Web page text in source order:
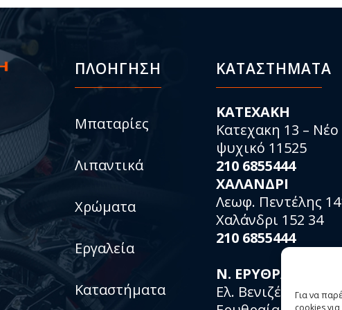
Για να
cookies
ΠΛΟΗΓΗΣΗ
Μπαταρίες
Λιπαντικά
Χρώματα
Εργαλεία
Καταστήματα
ΚΑΤΑΣΤΉΜΑΤΑ
KATEXAKH
Κατεχακη 13 – Νέο
ψυχικό 11525
210 6855444
ΧΑΛΑΝΔΡΙ
Λεωφ. Πεντέλης
Χαλάνδρι 152 34
210 6855444
Ν. ΕΡΥΘΡΑΙΑ
Ελ. Βενιζέλου 153